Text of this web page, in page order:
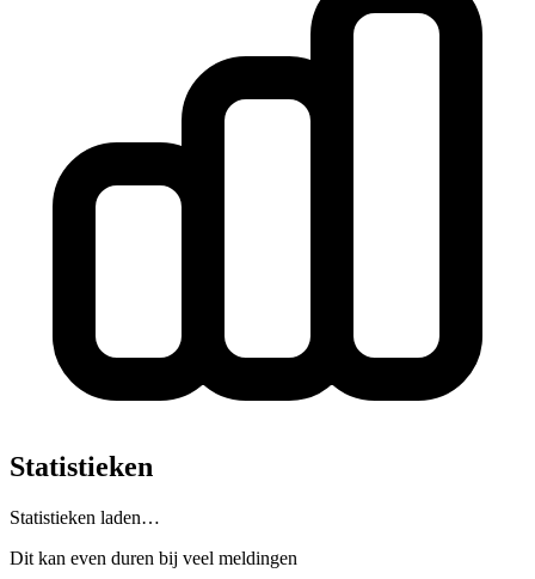
Statistieken
Statistieken laden…
Dit kan even duren bij veel meldingen